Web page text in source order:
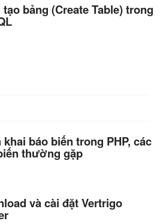
tạo bảng (Create Table) trong
khai báo biến trong PHP, các
thường gặp
và cài đặt Vertrigo